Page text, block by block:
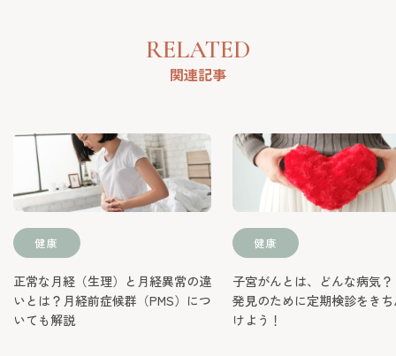
RELATED
関連記事